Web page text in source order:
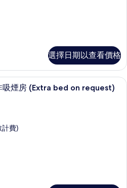
選擇日期以查看價格
舒適客房, 1 張特大雙人床, 非吸煙房
吸煙房 (Extra bed on request)
計費)